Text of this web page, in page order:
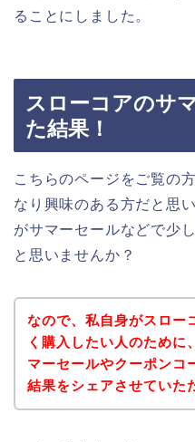
ることにしました。
スローコアのサ
た結果！
こちらのページをご覧の
なり興味のある方だと思
がサマーセールなどで少
と思いませんか？
なので、私自身がスロー
く購入したい人のために
マーセールやクーポンコ
結果をシェアさせていた